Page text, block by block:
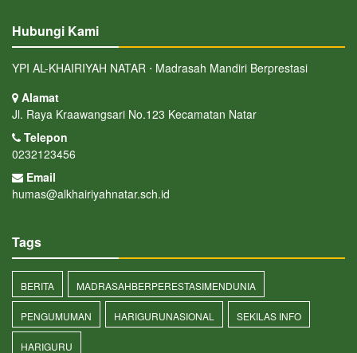
Hubungi Kami
YPI AL-KHAIRIYAH NATAR ⋅ Madrasah Mandiri Berprestasi
Alamat
Jl. Raya Kraawangsari No.123 Kecamatan Natar
Telepon
0232123456
Email
humas@alkhairiyahnatar.sch.id
Tags
BERITA MADRASAHBERPERESTASIMENDUNIA
PENGUMUMAN HARIGURUNASIONAL SEKILAS INFO
HARIGURU